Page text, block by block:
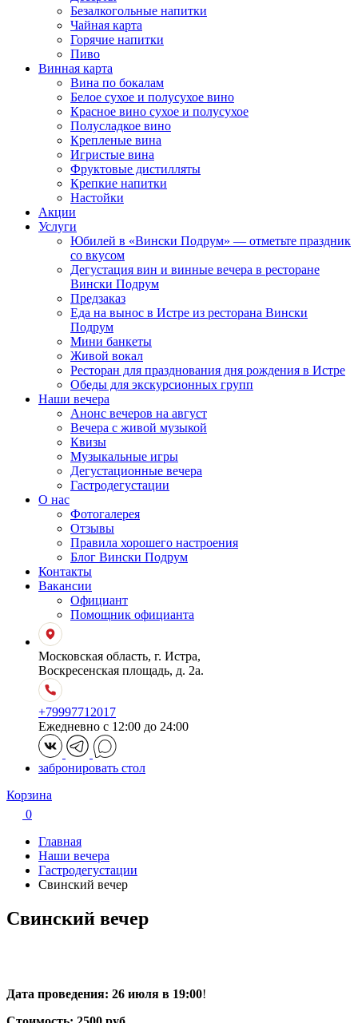
Безалкогольные напитки
Чайная карта
Горячие напитки
Пиво
Винная карта
Вина по бокалам
Белое сухое и полусухое вино
Красное вино сухое и полусухое
Полусладкое вино
Крепленые вина
Игристые вина
Фруктовые дистилляты
Крепкие напитки
Настойки
Акции
Услуги
Юбилей в «Вински Подрум» — отметьте праздник
со вкусом
Дегустация вин и винные вечера в ресторане
Вински Подрум
Предзаказ
Еда на вынос в Истре из ресторана Вински
Подрум
Мини банкеты
Живой вокал
Ресторан для празднования дня рождения в Истре
Обеды для экскурсионных групп
Наши вечера
Анонс вечеров на август
Вечера с живой музыкой
Квизы
Музыкальные игры
Дегустационные вечера
Гастродегустации
О нас
Фотогалерея
Отзывы
Правила хорошего настроения
Блог Вински Подрум
Контакты
Вакансии
Официант
Помощник официанта
Московская область, г. Истра,
Воскресенская площадь, д. 2а.
+79997712017
Ежедневно с 12:00 до 24:00
забронировать стол
Корзина
0
Главная
Наши вечера
Гастродегустации
Свинский вечер
Свинский вечер
Дата проведения: 26 июля в 19:00!